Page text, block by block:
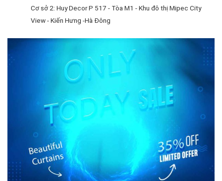
Cơ sở 2: Huy Decor P 517 - Tòa M1 - Khu đô thị Mipec City
View - Kiến Hưng -Hà Đông